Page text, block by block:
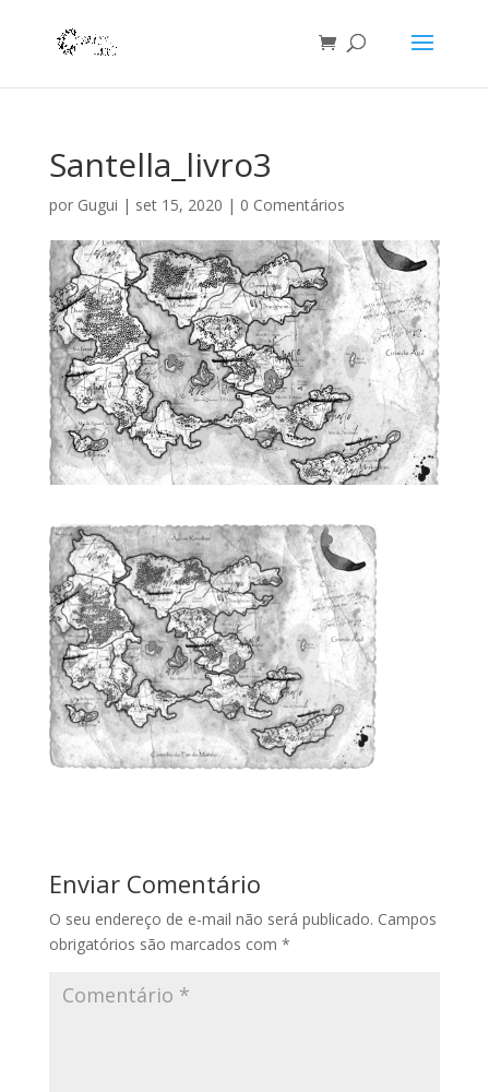
Santella_livro3
por Gugui | set 15, 2020 | 0 Comentários
Enviar Comentário
O seu endereço de e-mail não será publicado. Campos
obrigatórios são marcados com *